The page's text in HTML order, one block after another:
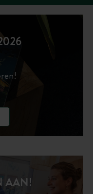
AAN!